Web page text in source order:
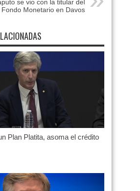
se vio con la titular del
Fondo Monetario en Davos
Plan Platita, asoma el crédito